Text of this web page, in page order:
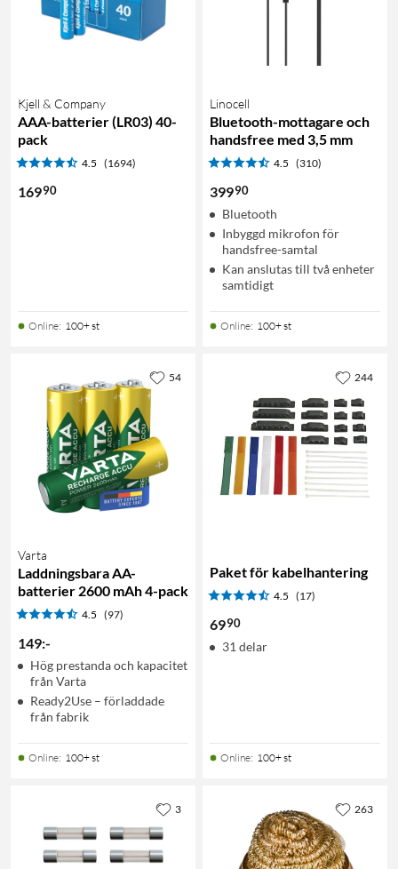
Kjell & Company
AAA-batterier (LR03) 40-
pack
4.5 (1694)
16990
Online: 100+ st
Linocell
Bluetooth-mottagare och
handsfree med 3,5 mm
4.5 (310)
39990
Bluetooth
Inbyggd mikrofon för
handsfree-samtal
Kan anslutas till två enheter
samtidigt
Online: 100+ st
Varta
Laddningsbara AA-
batterier 2600 mAh 4-pack
4.5 (97)
149:-
Hög prestanda och kapacitet
från Varta
Ready2Use – förladdade
från fabrik
Online: 100+ st
54
Paket för kabelhantering
4.5 (17)
6990
31 delar
Online: 100+ st
244
3 263